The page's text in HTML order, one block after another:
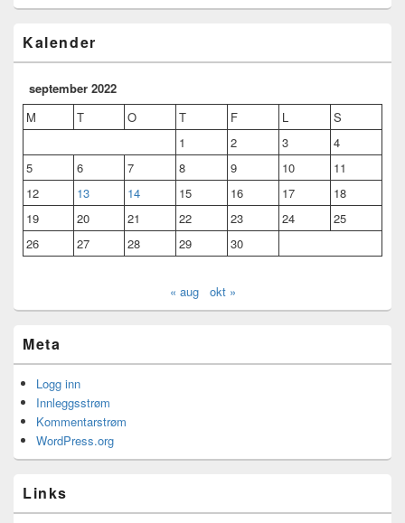
Kalender
september 2022
M
T O T F L
S
1
2 3
4
5
6 7 8 9 10
11
12
13 14 15 16 17
18
19
20 21 22 23 24
25
26
27 28 29 30
« aug okt »
Meta
Logg inn
Innleggsstrøm
Kommentarstrøm
WordPress.org
Links